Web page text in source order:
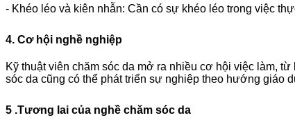
- Khéo léo và kiên nhẫn: Cần có sự khéo léo trong việc
4. Cơ hội nghề nghiệp
Kỹ thuật viên chăm sóc da mở ra nhiều cơ hội việc làm,
sóc da cũng có thể phát triển sự nghiệp theo hướng giáo
5 .Tương lai của nghề chăm sóc da